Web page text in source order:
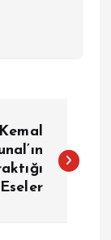
Kemal
Eseler